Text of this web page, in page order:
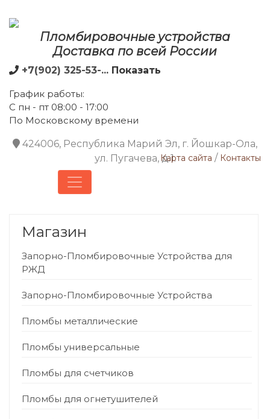
Пломбировочные устройства
Доставка по всей России
+7(902) 325-53-... Показать
График работы:
С пн - пт 08:00 - 17:00
По Московскому времени
424006, Республика Марий Эл, г. Йошкар-Ола,
ул. Пугачева, д.1.Карта сайта / Контакты
Магазин
Запорно-Пломбировочные Устройства для
РЖД
Запорно-Пломбировочные Устройства
Пломбы металлические
Пломбы универсальные
Пломбы для счетчиков
Пломбы для огнетушителей